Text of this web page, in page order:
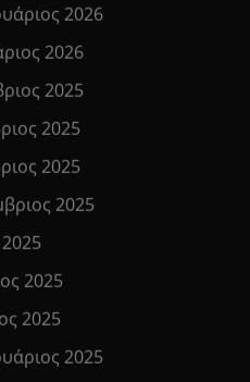
2026
2026
2025
2025
2025
2025
2025
2025
2025